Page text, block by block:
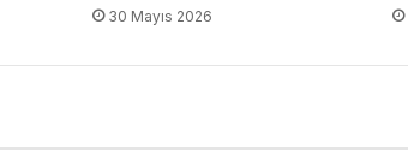
30 Mayıs 2026